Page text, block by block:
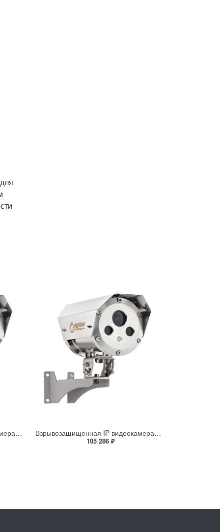
Взрывозащищенная IP-видеокамера Релион Релион-Exd-Н-100-ИК-IP5Мп2.8mm-PoE-МК-TR Взрывозащищенная IP-видеокамера Релион Релион-Exd-Н-100-ИК-IP5Мп2.7-13.5Z-PoE-SD-МК-TR
105 286 ₽